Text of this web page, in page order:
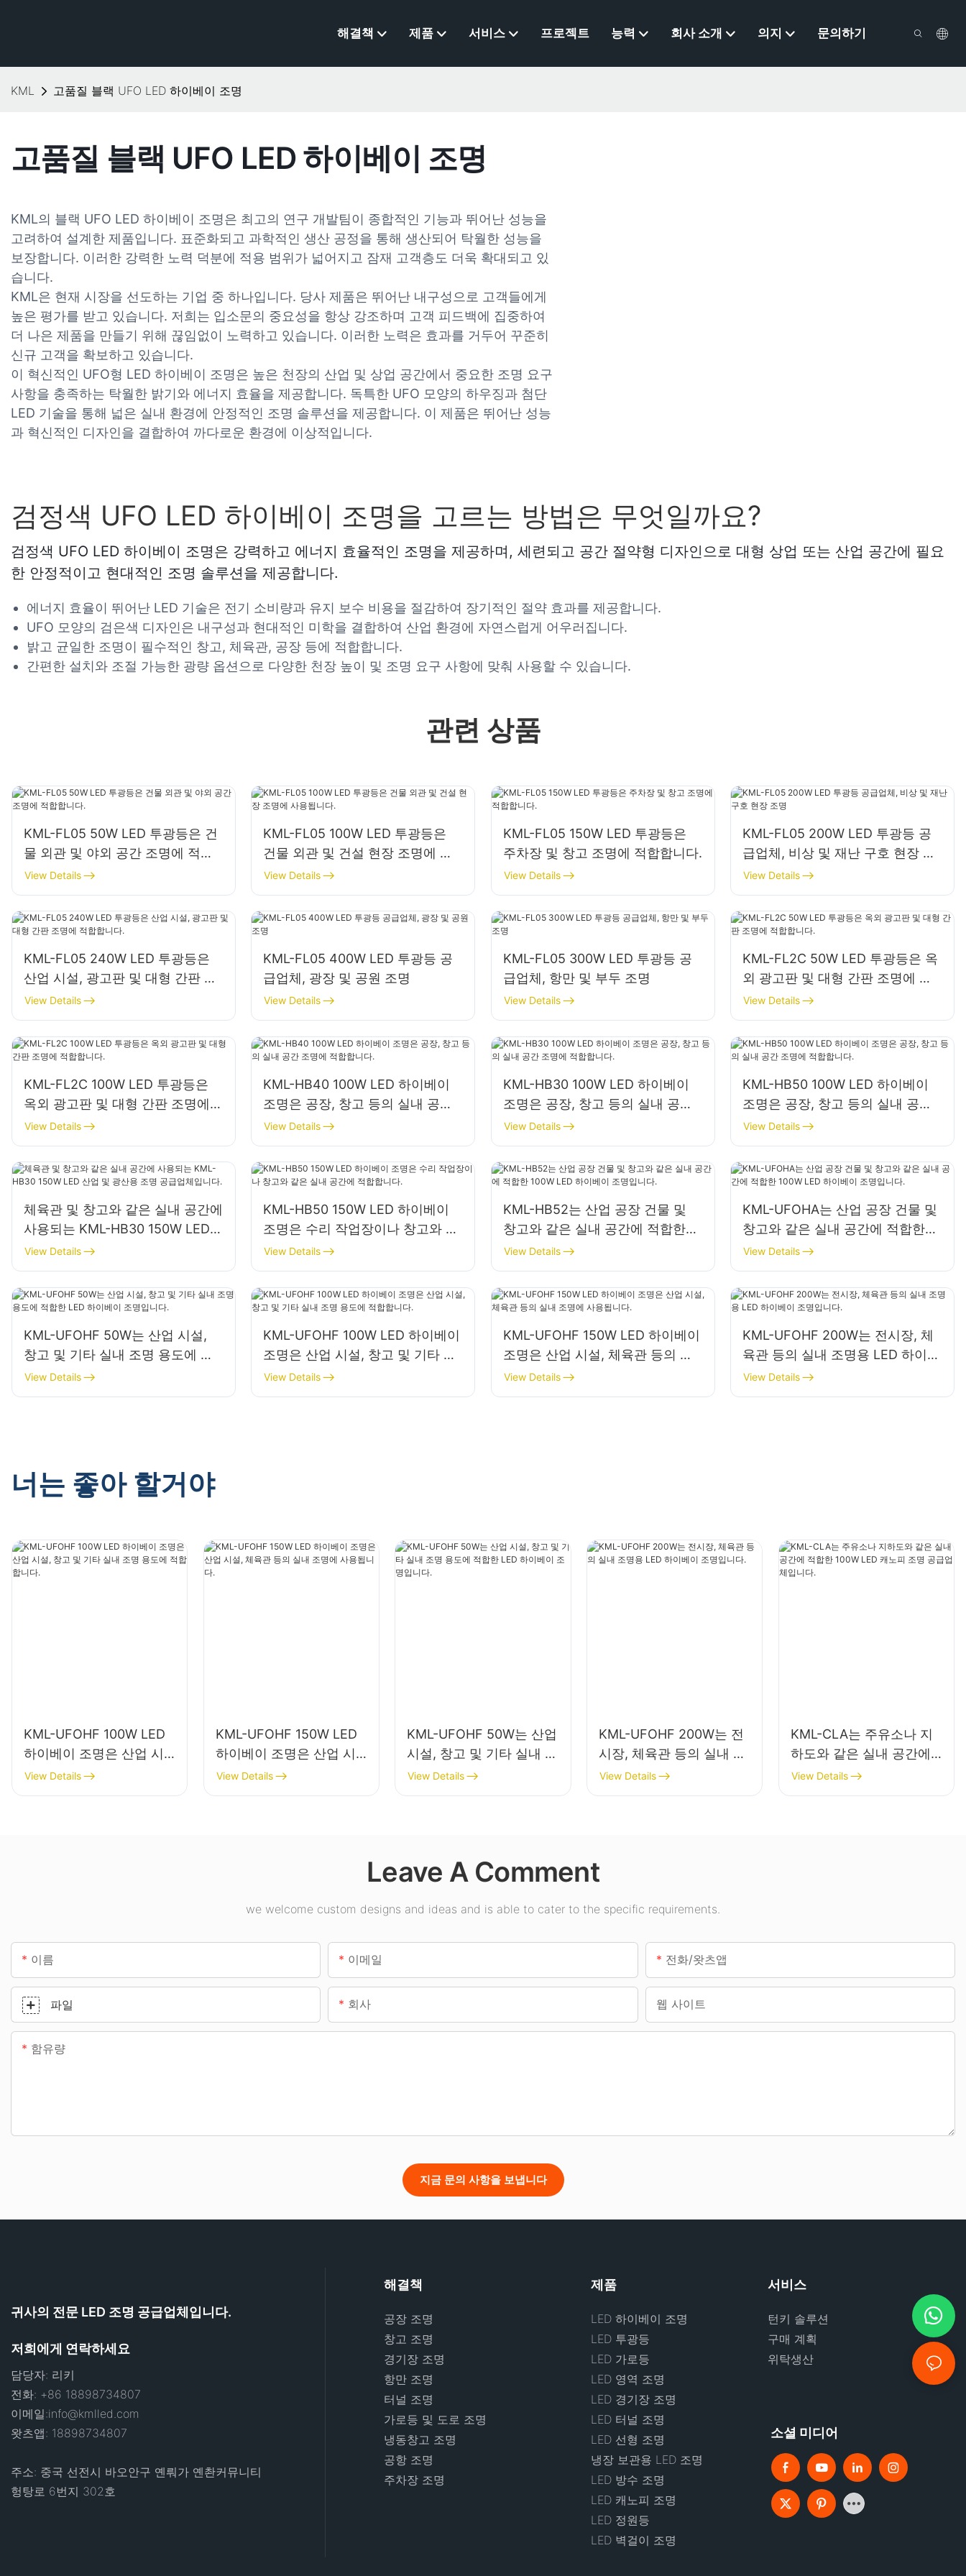
해결책 제품 서비스 프로젝트 능력 회사 소개 의지 문의하기
KML 고품질 블랙 UFO LED 하이베이 조명
고품질 블랙 UFO LED 하이베이 조명
KML의 블랙 UFO LED 하이베이 조명은 최고의 연구 개발팀이 종합적인 기능과 뛰어난 성능을
고려하여 설계한 제품입니다. 표준화되고 과학적인 생산 공정을 통해 생산되어 탁월한 성능을
보장합니다. 이러한 강력한 노력 덕분에 적용 범위가 넓어지고 잠재 고객층도 더욱 확대되고 있
습니다.
KML은 현재 시장을 선도하는 기업 중 하나입니다. 당사 제품은 뛰어난 내구성으로 고객들에게
높은 평가를 받고 있습니다. 저희는 입소문의 중요성을 항상 강조하며 고객 피드백에 집중하여
더 나은 제품을 만들기 위해 끊임없이 노력하고 있습니다. 이러한 노력은 효과를 거두어 꾸준히
신규 고객을 확보하고 있습니다.
이 혁신적인 UFO형 LED 하이베이 조명은 높은 천장의 산업 및 상업 공간에서 중요한 조명 요구
사항을 충족하는 탁월한 밝기와 에너지 효율을 제공합니다. 독특한 UFO 모양의 하우징과 첨단
LED 기술을 통해 넓은 실내 환경에 안정적인 조명 솔루션을 제공합니다. 이 제품은 뛰어난 성능
과 혁신적인 디자인을 결합하여 까다로운 환경에 이상적입니다.
검정색 UFO LED 하이베이 조명을 고르는 방법은 무엇일까요?
검정색 UFO LED 하이베이 조명은 강력하고 에너지 효율적인 조명을 제공하며, 세련되고 공간 절약형 디자인으로 대형 상업 또는 산업 공간에 필요
한 안정적이고 현대적인 조명 솔루션을 제공합니다.
에너지 효율이 뛰어난 LED 기술은 전기 소비량과 유지 보수 비용을 절감하여 장기적인 절약 효과를 제공합니다.
UFO 모양의 검은색 디자인은 내구성과 현대적인 미학을 결합하여 산업 환경에 자연스럽게 어우러집니다.
밝고 균일한 조명이 필수적인 창고, 체육관, 공장 등에 적합합니다.
간편한 설치와 조절 가능한 광량 옵션으로 다양한 천장 높이 및 조명 요구 사항에 맞춰 사용할 수 있습니다.
관련 상품
KML-FL05 50W LED 투광등은 건
물 외관 및 야외 공간 조명에 적합
합니다.
View Details
KML-FL05 100W LED 투광등은
건물 외관 및 건설 현장 조명에 사
용됩니다.
View Details
KML-FL05 150W LED 투광등은
주차장 및 창고 조명에 적합합니다.
View Details
KML-FL05 200W LED 투광등 공
급업체, 비상 및 재난 구호 현장 조
명
View Details
KML-FL05 240W LED 투광등은
산업 시설, 광고판 및 대형 간판 조
명에 적합합니다.
View Details
KML-FL05 400W LED 투광등 공
급업체, 광장 및 공원 조명
View Details
KML-FL05 300W LED 투광등 공
급업체, 항만 및 부두 조명
View Details
KML-FL2C 50W LED 투광등은 옥
외 광고판 및 대형 간판 조명에 적
합합니다.
View Details
KML-FL2C 100W LED 투광등은
옥외 광고판 및 대형 간판 조명에
적합합니다.
View Details
KML-HB40 100W LED 하이베이
조명은 공장, 창고 등의 실내 공간
조명에 적합합니다.
View Details
KML-HB30 100W LED 하이베이
조명은 공장, 창고 등의 실내 공간
조명에 적합합니다.
View Details
KML-HB50 100W LED 하이베이
조명은 공장, 창고 등의 실내 공간
조명에 적합합니다.
View Details
체육관 및 창고와 같은 실내 공간에
사용되는 KML-HB30 150W LED
산업 및 광산용 조명 공급업체입니
다.
View Details
KML-HB50 150W LED 하이베이
조명은 수리 작업장이나 창고와 같
은 실내 공간에 적합합니다.
View Details
KML-HB52는 산업 공장 건물 및
창고와 같은 실내 공간에 적합한
100W LED 하이베이 조명입니다.
View Details
KML-UFOHA는 산업 공장 건물 및
창고와 같은 실내 공간에 적합한
100W LED 하이베이 조명입니다.
View Details
KML-UFOHF 50W는 산업 시설,
창고 및 기타 실내 조명 용도에 적
합한 LED 하이베이 조명입니다.
View Details
KML-UFOHF 100W LED 하이베이
조명은 산업 시설, 창고 및 기타 실
내 조명 용도에 적합합니다.
View Details
KML-UFOHF 150W LED 하이베이
조명은 산업 시설, 체육관 등의 실
내 조명에 사용됩니다.
View Details
KML-UFOHF 200W는 전시장, 체
육관 등의 실내 조명용 LED 하이베
이 조명입니다.
View Details
너는 좋아 할거야
KML-UFOHF 100W LED
하이베이 조명은 산업 시
설, 창고 및 기타 실내 조명
용도에 적합합니다.
View Details
KML-UFOHF 150W LED
하이베이 조명은 산업 시
설, 체육관 등의 실내 조명
에 사용됩니다.
View Details
KML-UFOHF 50W는 산업
시설, 창고 및 기타 실내 조
명 용도에 적합한 LED 하
이베이 조명입니다.
View Details
KML-UFOHF 200W는 전
시장, 체육관 등의 실내 조
명용 LED 하이베이 조명입
니다.
View Details
KML-CLA는 주유소나 지
하도와 같은 실내 공간에
적합한 100W LED 캐노피
조명 공급업체입니다.
View Details
Leave A Comment
we welcome custom designs and ideas and is able to cater to the specific requirements.
이름 이메일 전화/왓츠앱
파일 회사 웹 사이트
함유량
지금 문의 사항을 보냅니다
귀사의 전문 LED 조명 공급업체입니다.
저희에게 연락하세요
담당자: 리키
전화: +86 18898734807
이메일:info@kmlled.com
왓츠앱: 18898734807
주소: 중국 선전시 바오안구 옌뤄가 옌촨커뮤니티
헝탕로 6번지 302호
해결책
공장 조명
창고 조명
경기장 조명
항만 조명
터널 조명
가로등 및 도로 조명
냉동창고 조명
공항 조명
주차장 조명
제품
LED 하이베이 조명
LED 투광등
LED 가로등
LED 영역 조명
LED 경기장 조명
LED 터널 조명
LED 선형 조명
냉장 보관용 LED 조명
LED 방수 조명
LED 캐노피 조명
LED 정원등
LED 벽걸이 조명
서비스
턴키 솔루션
구매 계획
위탁생산
소셜 미디어